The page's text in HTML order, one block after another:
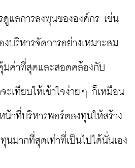
ดูแลการลงทุนขององค์กร เช่น
บริหารจัดการอย่างเหมาะสม
มค่าที่สุดและสอดคล้องกับ
ะเทียบให้เข้าใจง่ายๆ ก็เหมือน
าที่บริหารพอร์ตลงทุนให้สร้าง
มากที่สุดเท่าที่เป็นไปได้นั่นเอง